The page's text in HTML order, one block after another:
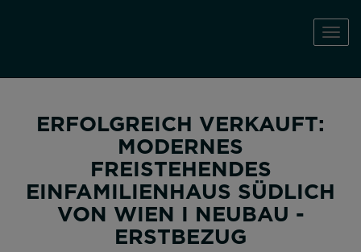
ERFOLGREICH VERKAUFT:
MODERNES
FREISTEHENDES
EINFAMILIENHAUS SÜDLICH
VON WIEN I NEUBAU -
ERSTBEZUG